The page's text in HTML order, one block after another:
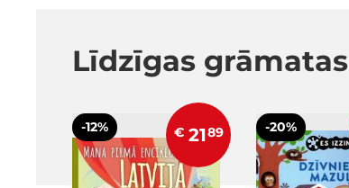
Līdzīgas grāmatas
-12% € 2189 -20%